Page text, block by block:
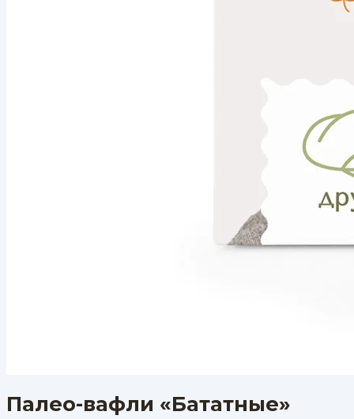
Палео-вафли «Бататные»